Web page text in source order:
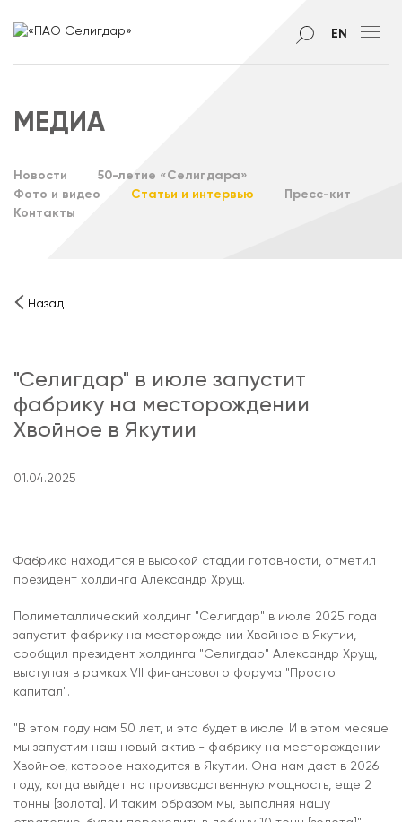
EN
МЕДИА
Новости
50-летие «Селигдара»
Фото и видео
Статьи и интервью
Пресс-кит
Контакты
Назад
"Селигдар" в июле запустит
фабрику на месторождении
Хвойное в Якутии
01.04.2025
Фабрика находится в высокой стадии готовности, отметил
президент холдинга Александр Хрущ.
Полиметаллический холдинг "Селигдар" в июле 2025 года
запустит фабрику на месторождении Хвойное в Якутии,
сообщил президент холдинга "Селигдар" Александр Хрущ,
выступая в рамках VII финансового форума "Просто
капитал".
"В этом году нам 50 лет, и это будет в июле. И в этом месяце
мы запустим наш новый актив - фабрику на месторождении
Хвойное, которое находится в Якутии. Она нам даст в 2026
году, когда выйдет на производственную мощность, еще 2
тонны [золота]. И таким образом мы, выполняя нашу